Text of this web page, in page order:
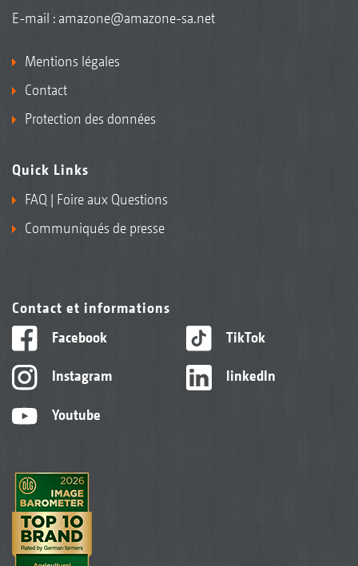
E-mail : amazone@amazone-sa.net
Mentions légales
Contact
Protection des données
Quick Links
FAQ | Foire aux Questions
Communiqués de presse
Contact et informations
Facebook
Instagram
Youtube
TikTok
linkedIn